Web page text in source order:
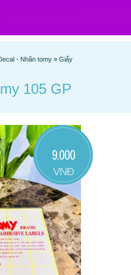
- Nhãn tomy » Giấy
105 GP
9.000
VNĐ